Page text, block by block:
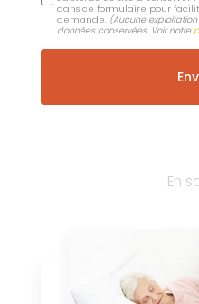
dans ce formulaire pour
demande. (Aucune
données conservées. Voir notre
En